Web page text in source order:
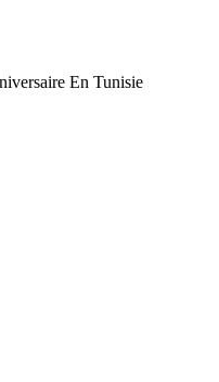
En Tunisie